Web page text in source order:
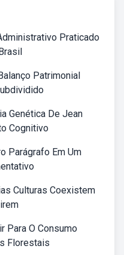
Praticado
Patrimonial
Genética De Jean
Cognitivo
Parágrafo Em Um
Culturas Coexistem
Para O Consumo
Florestais